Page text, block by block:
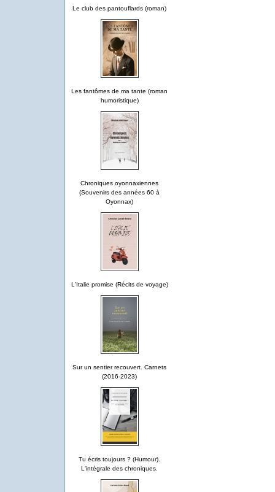
Le club des pantouflards (roman)
Les fantômes de ma tante (roman
humoristique)
Chroniques oyonnaxiennes
(Souvenirs des années 60 à
Oyonnax)
L'Italie promise (Récits de voyage)
Sur un sentier recouvert. Carnets
(2016-2023)
Tu écris toujours ? (Humour).
L'intégrale des chroniques.